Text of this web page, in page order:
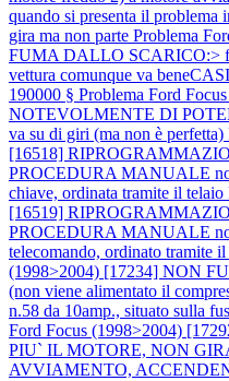
quando si presenta il
gira ma non parte Problema
FUMA DALLO SCARICO:>
vettura comunque va
190000 § Problema Ford
NOTEVOLMENTE DI
va su di giri (ma non è perfetta)
[16518]
PROCEDURA MANUALE
chiave, ordinata tramite il telaio
[16519]
PROCEDURA MANUALE
telecomando, ordinato tramite
(1998>2004) [17234] NON
(non viene alimentato il
n.58 da 10amp., situato sulla
Ford Focus (1998>2004)
PIU` IL MOTORE, NON
AVVIAMENTO,